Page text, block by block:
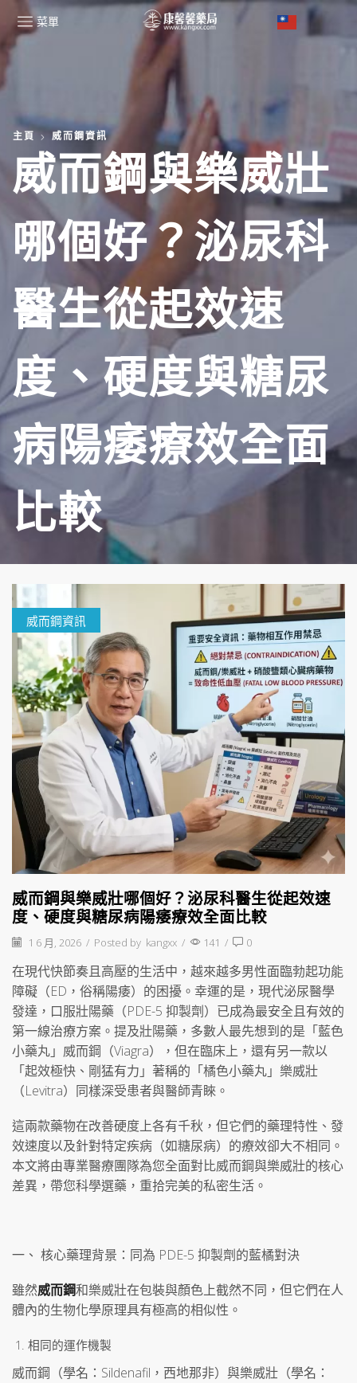
菜單
主頁 威而鋼資訊
威而鋼與樂威壯
哪個好？泌尿科
醫生從起效速
度、硬度與糖尿
病陽痿療效全面
比較
威而鋼資訊
威而鋼與樂威壯哪個好？泌尿科醫生從起效速
度、硬度與糖尿病陽痿療效全面比較
1 6 月, 2026 / Posted by kangxx / 141 / 0
在現代快節奏且高壓的生活中，越來越多男性面臨勃起功能
障礙（ED，俗稱陽痿）的困擾。幸運的是，現代泌尿醫學
發達，口服壯陽藥（PDE-5 抑製劑）已成為最安全且有效的
第一線治療方案。提及壯陽藥，多數人最先想到的是「藍色
小藥丸」威而鋼（Viagra），但在臨床上，還有另一款以
「起效極快、剛猛有力」著稱的「橘色小藥丸」樂威壯
（Levitra）同樣深受患者與醫師青睞。
這兩款藥物在改善硬度上各有千秋，但它們的藥理特性、發
效速度以及針對特定疾病（如糖尿病）的療效卻大不相同。
本文將由專業醫療團隊為您全面對比威而鋼與樂威壯的核心
差異，帶您科學選藥，重拾完美的私密生活。
一、 核心藥理背景：同為 PDE-5 抑製劑的藍橘對決
雖然威而鋼和樂威壯在包裝與顏色上截然不同，但它們在人
體內的生物化學原理具有極高的相似性。
相同的運作機製
威而鋼（學名：Sildenafil，西地那非）與樂威壯（學名：